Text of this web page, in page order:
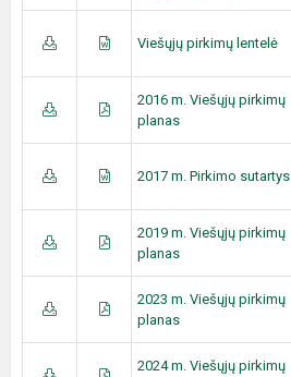
Viešųjų pirkimų lentelė
2016 m. Viešųjų pirkimų
planas
2017 m. Pirkimo sutartys
2019 m. Viešųjų pirkimų
planas
2023 m. Viešųjų pirkimų
planas
2024 m. Viešųjų pirkimų